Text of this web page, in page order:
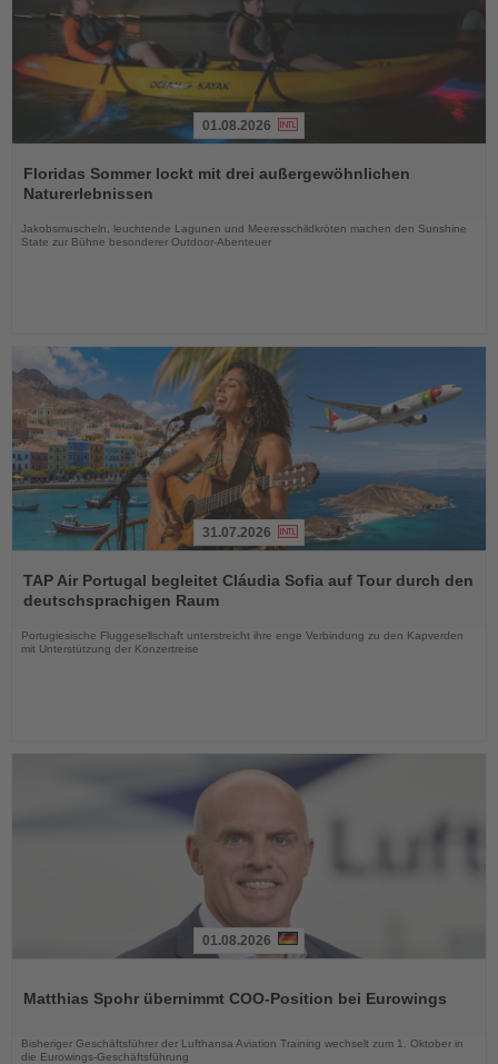
Sie
die
01.08.2026
Floridas Sommer lockt mit drei außergewöhnlichen
Naturerlebnissen
Jakobsmuscheln, leuchtende Lagunen und Meeresschildkröten machen den Sunshine
State zur Bühne besonderer Outdoor-Abenteuer
Sie
die
31.07.2026
TAP Air Portugal begleitet Cláudia Sofia auf Tour durch den
deutschsprachigen Raum
Portugiesische Fluggesellschaft unterstreicht ihre enge Verbindung zu den Kapverden
mit Unterstützung der Konzertreise
die
01.08.2026
Matthias Spohr übernimmt COO-Position bei Eurowings
Bisheriger Geschäftsführer der Lufthansa Aviation Training wechselt zum 1. Oktober in
die Eurowings-Geschäftsführung